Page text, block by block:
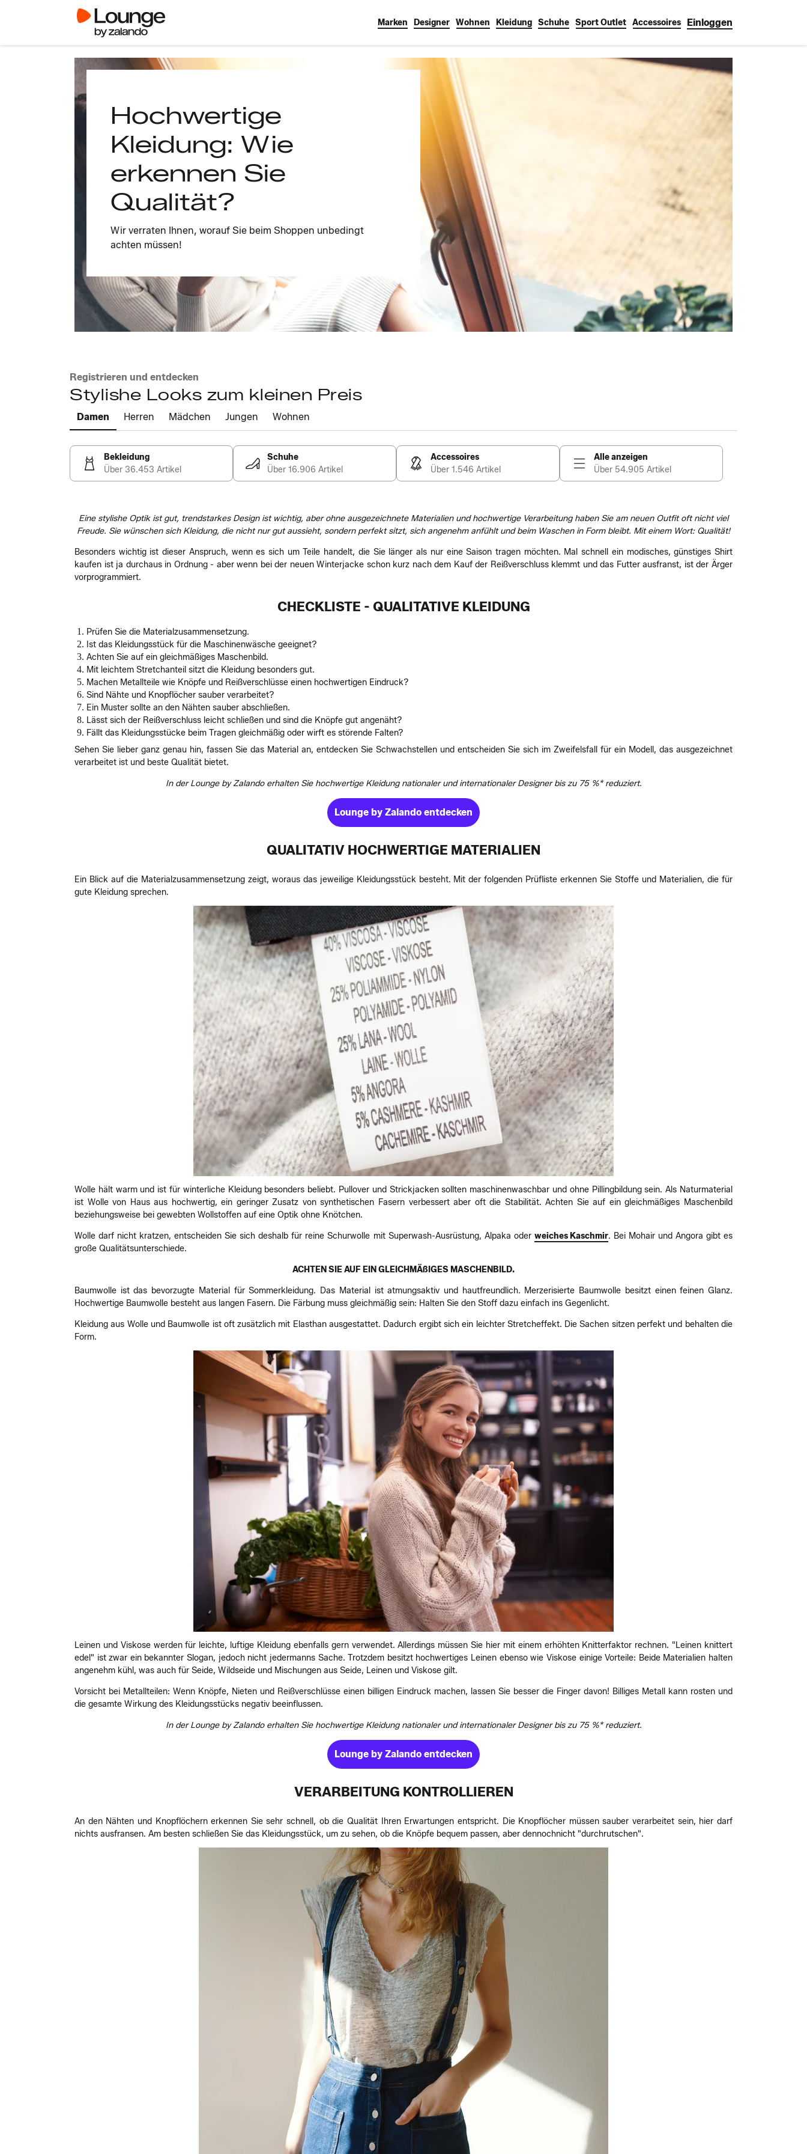
Marken Designer Wohnen Kleidung Schuhe Sport Outlet Accessoires Einloggen
Hochwertige
Kleidung: Wie
erkennen Sie
Qualität?
Wir verraten Ihnen, worauf Sie beim Shoppen unbedingt
achten müssen!
Registrieren und entdecken
Stylishe Looks zum kleinen Preis
Damen Herren Mädchen Jungen Wohnen
Bekleidung
Über 36.453 Artikel
Schuhe
Über 16.906 Artikel
Accessoires
Über 1.546 Artikel
Alle anzeigen
Über 54.905 Artikel
Eine stylishe Optik ist gut, trendstarkes Design ist wichtig, aber ohne ausgezeichnete Materialien und hochwertige Verarbeitung haben Sie am neuen Outfit oft nicht viel
Freude. Sie wünschen sich Kleidung, die nicht nur gut aussieht, sondern perfekt sitzt, sich angenehm anfühlt und beim Waschen in Form bleibt. Mit einem Wort: Qualität!
Besonders wichtig ist dieser Anspruch, wenn es sich um Teile handelt, die Sie länger als nur eine Saison tragen möchten. Mal schnell ein modisches, günstiges Shirt
kaufen ist ja durchaus in Ordnung - aber wenn bei der neuen Winterjacke schon kurz nach dem Kauf der Reißverschluss klemmt und das Futter ausfranst, ist der Ärger
vorprogrammiert.
CHECKLISTE - QUALITATIVE KLEIDUNG
Prüfen Sie die Materialzusammensetzung.
Ist das Kleidungsstück für die Maschinenwäsche geeignet?
Achten Sie auf ein gleichmäßiges Maschenbild.
Mit leichtem Stretchanteil sitzt die Kleidung besonders gut.
Machen Metallteile wie Knöpfe und Reißverschlüsse einen hochwertigen Eindruck?
Sind Nähte und Knopflöcher sauber verarbeitet?
Ein Muster sollte an den Nähten sauber abschließen.
Lässt sich der Reißverschluss leicht schließen und sind die Knöpfe gut angenäht?
Fällt das Kleidungsstücke beim Tragen gleichmäßig oder wirft es störende Falten?
Sehen Sie lieber ganz genau hin, fassen Sie das Material an, entdecken Sie Schwachstellen und entscheiden Sie sich im Zweifelsfall für ein Modell, das ausgezeichnet
verarbeitet ist und beste Qualität bietet.
In der Lounge by Zalando erhalten Sie hochwertige Kleidung nationaler und internationaler Designer bis zu 75 %* reduziert.
Lounge by Zalando entdecken
QUALITATIV HOCHWERTIGE MATERIALIEN
Ein Blick auf die Materialzusammensetzung zeigt, woraus das jeweilige Kleidungsstück besteht. Mit der folgenden Prüfliste erkennen Sie Stoffe und Materialien, die für
gute Kleidung sprechen.
Wolle hält warm und ist für winterliche Kleidung besonders beliebt. Pullover und Strickjacken sollten maschinenwaschbar und ohne Pillingbildung sein. Als Naturmaterial
ist Wolle von Haus aus hochwertig, ein geringer Zusatz von synthetischen Fasern verbessert aber oft die Stabilität. Achten Sie auf ein gleichmäßiges Maschenbild
beziehungsweise bei gewebten Wollstoffen auf eine Optik ohne Knötchen.
Wolle darf nicht kratzen, entscheiden Sie sich deshalb für reine Schurwolle mit Superwash-Ausrüstung, Alpaka oder weiches Kaschmir. Bei Mohair und Angora gibt es
große Qualitätsunterschiede.
ACHTEN SIE AUF EIN GLEICHMÄßIGES MASCHENBILD.
Baumwolle ist das bevorzugte Material für Sommerkleidung. Das Material ist atmungsaktiv und hautfreundlich. Merzerisierte Baumwolle besitzt einen feinen Glanz.
Hochwertige Baumwolle besteht aus langen Fasern. Die Färbung muss gleichmäßig sein: Halten Sie den Stoff dazu einfach ins Gegenlicht.
Kleidung aus Wolle und Baumwolle ist oft zusätzlich mit Elasthan ausgestattet. Dadurch ergibt sich ein leichter Stretcheffekt. Die Sachen sitzen perfekt und behalten die
Form.
Leinen und Viskose werden für leichte, luftige Kleidung ebenfalls gern verwendet. Allerdings müssen Sie hier mit einem erhöhten Knitterfaktor rechnen. "Leinen knittert
edel" ist zwar ein bekannter Slogan, jedoch nicht jedermanns Sache. Trotzdem besitzt hochwertiges Leinen ebenso wie Viskose einige Vorteile: Beide Materialien halten
angenehm kühl, was auch für Seide, Wildseide und Mischungen aus Seide, Leinen und Viskose gilt.
Vorsicht bei Metallteilen: Wenn Knöpfe, Nieten und Reißverschlüsse einen billigen Eindruck machen, lassen Sie besser die Finger davon! Billiges Metall kann rosten und
die gesamte Wirkung des Kleidungsstücks negativ beeinflussen.
In der Lounge by Zalando erhalten Sie hochwertige Kleidung nationaler und internationaler Designer bis zu 75 %* reduziert.
Lounge by Zalando entdecken
VERARBEITUNG KONTROLLIEREN
An den Nähten und Knopflöchern erkennen Sie sehr schnell, ob die Qualität Ihren Erwartungen entspricht. Die Knopflöcher müssen sauber verarbeitet sein, hier darf
nichts ausfransen. Am besten schließen Sie das Kleidungsstück, um zu sehen, ob die Knöpfe bequem passen, aber dennochnicht "durchrutschen".